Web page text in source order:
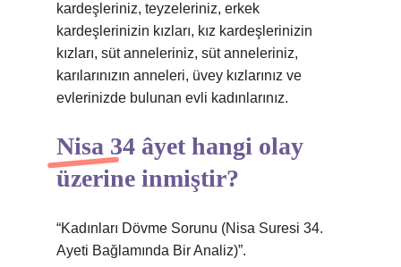
kardeşleriniz, teyzeleriniz, erkek
kardeşlerinizin kızları, kız kardeşlerinizin
kızları, süt anneleriniz, süt anneleriniz,
karılarınızın anneleri, üvey kızlarınız ve
evlerinizde bulunan evli kadınlarınız.
Nisa 34 âyet hangi olay
üzerine inmiştir?
“Kadınları Dövme Sorunu (Nisa Suresi 34.
Ayeti Bağlamında Bir Analiz)”.